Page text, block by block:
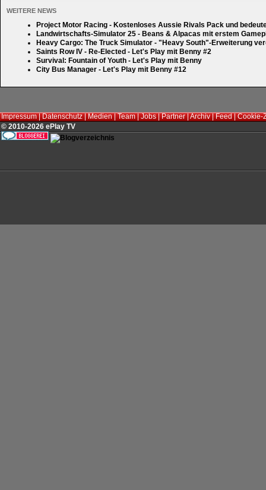
WEITERE NEWS
Project Motor Racing - Kostenloses Aussie Rivals Pack und
Landwirtschafts-Simulator 25 - Beans & Alpacas mit erstem
Heavy Cargo: The Truck Simulator - "Heavy South"-Erweiterung
Saints Row IV - Re-Elected - Let's Play mit Benny #2
Survival: Fountain of Youth - Let's Play mit Benny
City Bus Manager - Let's Play mit Benny #12
Impressum|Datenschutz|Medien|Team|Jobs|Partner|Archiv|Feed|Cookie-
© 2010-2026 ePlay TV